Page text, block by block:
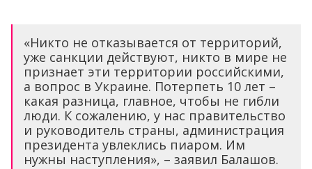
«Никто не отказывается от территорий,
уже санкции действуют, никто в мире не
признает эти территории российскими,
а вопрос в Украине. Потерпеть 10 лет –
какая разница, главное, чтобы не гибли
люди. К сожалению, у нас правительство
и руководитель страны, администрация
президента увлеклись пиаром. Им
нужны наступления», – заявил Балашов.